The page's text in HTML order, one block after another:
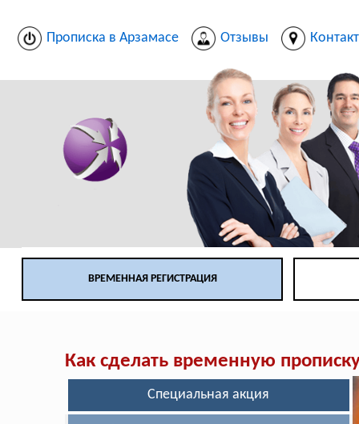
Прописка в Арзамасе Отзывы
ВРЕМЕННАЯ РЕГИСТРАЦИЯ
Как сделать временную
Специальная акция